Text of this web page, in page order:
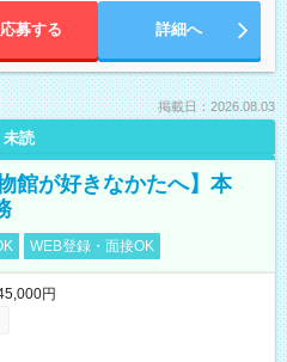
応募する 詳細へ
掲載日：2026.08.03
未読
館が好きなかたへ】本
WEB登録・面接OK
円